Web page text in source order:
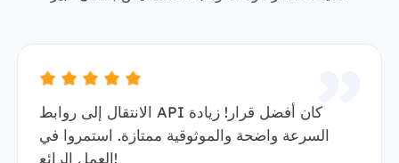
الانتقال إلى روابط API كان أفضل قرار! زيادة
السرعة واضحة والموثوقية ممتازة. استمروا في
العمل الرائع!